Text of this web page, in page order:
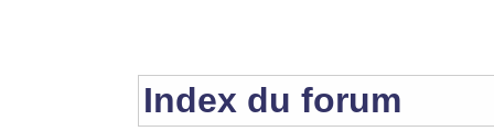
Index du forum